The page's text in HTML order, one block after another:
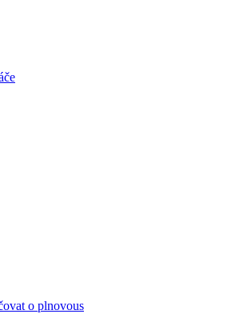
o plnovous